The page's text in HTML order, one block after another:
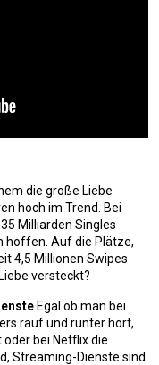
die große Liebe
hoch im Trend. Bei
Milliarden Singles
hoffen. Auf die Plätze,
4,5 Millionen Swipes
versteckt?
Egal ob man bei
rauf und runter hört,
bei Netflix die
Streaming-Dienste sind